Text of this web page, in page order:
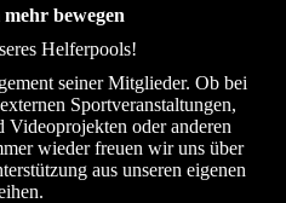
mehr bewegen
Helferpools!
seiner Mitglieder. Ob bei
Sportveranstaltungen,
Videoprojekten oder anderen
wieder freuen wir uns über
aus unseren eigenen